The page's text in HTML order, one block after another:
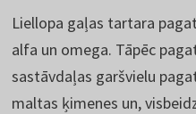
Liellopa gaļas tartara
alfa un omega. Tāpēc
sastāvdaļas garšvielu
maltas ķimenes un,